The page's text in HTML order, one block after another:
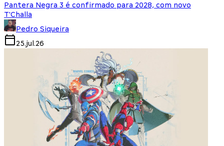
Pantera Negra 3 é confirmado para 2028, com novo
T'Challa
Pedro Siqueira
25.jul.26